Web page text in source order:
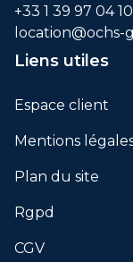
+33 1 39 97 04 10
location@ochs-
Liens utiles
Espace client
Mentions
Plan du site
Rgpd
CGV